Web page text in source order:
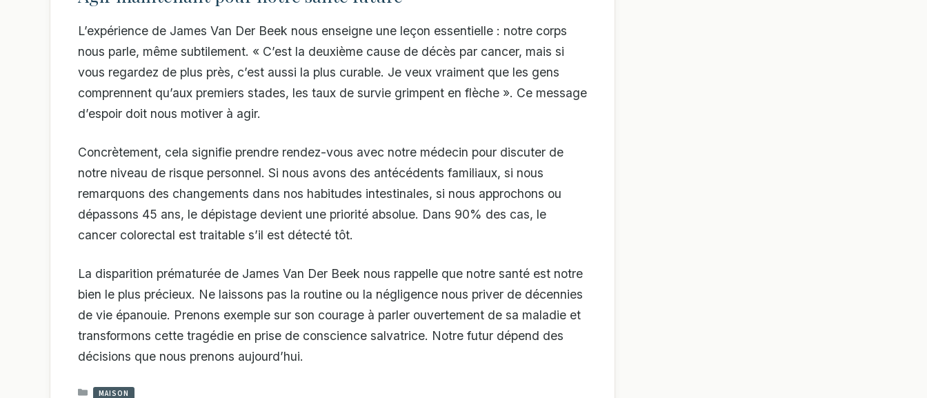
L’expérience de James Van Der Beek nous enseigne une leçon essentielle : notre corps
nous parle, même subtilement. « C’est la deuxième cause de décès par cancer, mais si
vous regardez de plus près, c’est aussi la plus curable. Je veux vraiment que les gens
comprennent qu’aux premiers stades, les taux de survie grimpent en flèche ». Ce message
d’espoir doit nous motiver à agir.
Concrètement, cela signifie prendre rendez-vous avec notre médecin pour discuter de
notre niveau de risque personnel. Si nous avons des antécédents familiaux, si nous
remarquons des changements dans nos habitudes intestinales, si nous approchons ou
dépassons 45 ans, le dépistage devient une priorité absolue. Dans 90% des cas, le
cancer colorectal est traitable s’il est détecté tôt.
La disparition prématurée de James Van Der Beek nous rappelle que notre santé est notre
bien le plus précieux. Ne laissons pas la routine ou la négligence nous priver de décennies
de vie épanouie. Prenons exemple sur son courage à parler ouvertement de sa maladie et
transformons cette tragédie en prise de conscience salvatrice. Notre futur dépend des
décisions que nous prenons aujourd’hui.
CATÉGORIES
MAISON